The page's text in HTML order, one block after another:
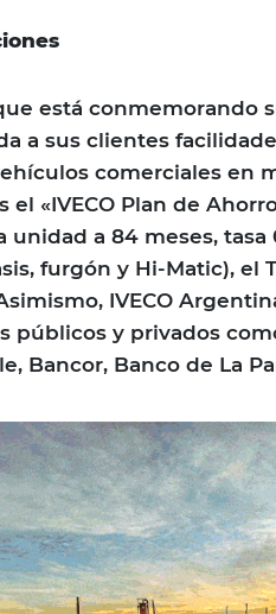
está conmemorando
a sus clientes
comerciales en
el «IVECO Plan de
unidad a 84 meses,
furgón y Hi-Matic), el
IVECO
públicos y privados
Bancor, Banco de La